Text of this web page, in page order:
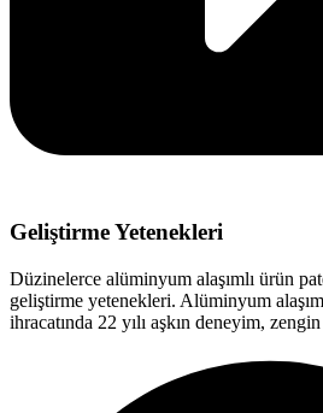
Geliştirme Yetenekleri
Düzinelerce alüminyum alaşımlı ürün
geliştirme yetenekleri. Alüminyum
ihracatında 22 yılı aşkın deneyim,